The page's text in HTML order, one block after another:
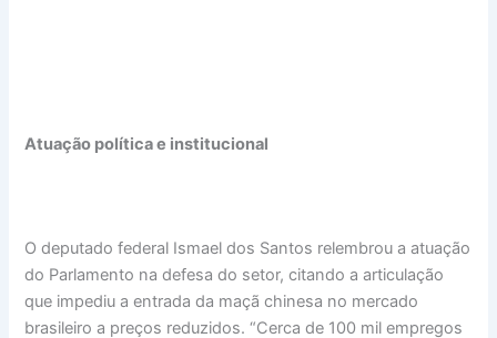
Atuação política e institucional
O deputado federal Ismael dos Santos relembrou a atuação
do Parlamento na defesa do setor, citando a articulação
que impediu a entrada da maçã chinesa no mercado
brasileiro a preços reduzidos. “Cerca de 100 mil empregos